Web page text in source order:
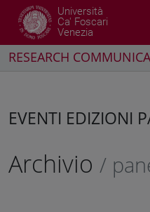
Università
Ca' Foscari
Venezia
RESEARCH
EVENTI EDIZIONI
Archivio /